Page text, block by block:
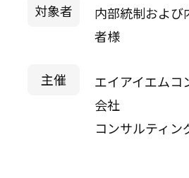
対象者
内部統制および
者様
主催
エイアイエムコ
会社
コンサルティン